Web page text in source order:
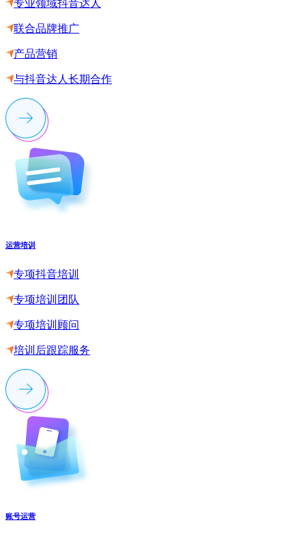
专业领域抖音达人
联合品牌推广
产品营销
与抖音达人长期合作
运营培训
专项抖音培训
专项培训团队
专项培训顾问
培训后跟踪服务
账号运营